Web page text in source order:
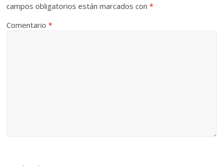
campos obligatorios están marcados con*
Comentario*